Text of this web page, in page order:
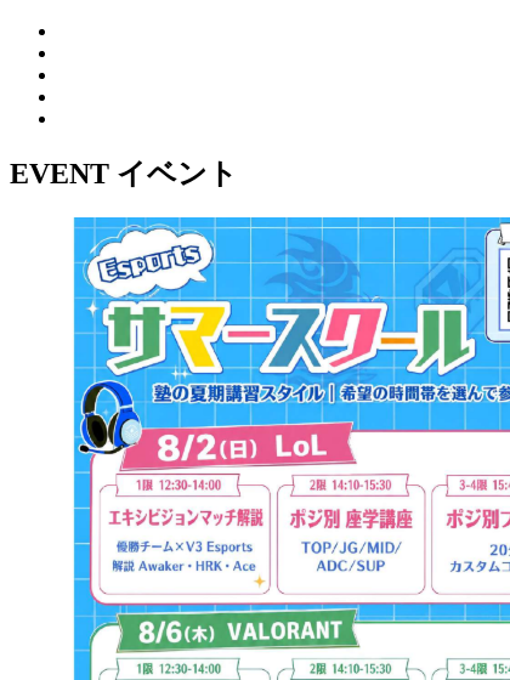
EVENT イベント